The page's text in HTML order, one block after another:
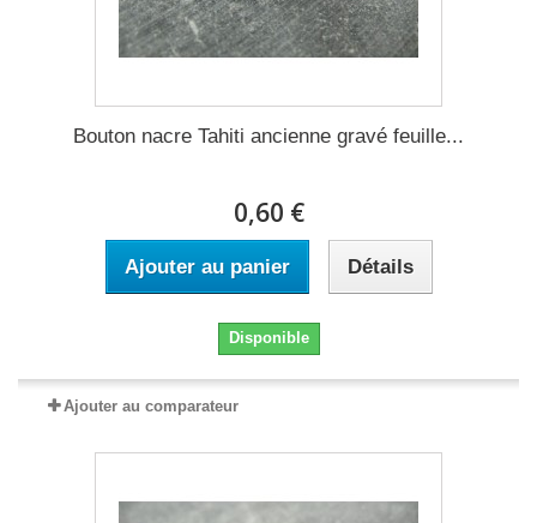
Bouton nacre Tahiti ancienne gravé feuille...
0,60 €
Ajouter au panier Détails
Disponible
Ajouter au comparateur